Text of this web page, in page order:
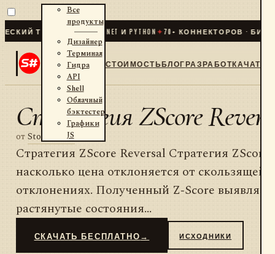
ТРЕЙДИНГ ДЛЯ .NET И PYTHON✦70 + КОННЕКТОРОВ · БИРЖИ
Все
продукты
Дизайнер
Терминал
Гидра
API
Shell
Облачный
бэктестер
Графики
JS
СТОИМОСТЬБЛОГРАЗРАБОТКАЧАТ
Стратегия ZScore
отStockSharp
Стратегия ZScore Reversal Стратегия
насколько цена отклоняется от скользящей
отклонениях. Полученный Z‑Score выявляет
растянутые состояния...
СКАЧАТЬ БЕСПЛАТНО → ИСХОДНИКИ